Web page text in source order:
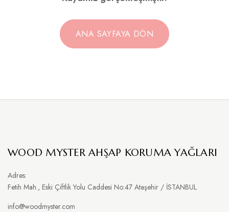
ANA SAYFAYA DÖN
WOOD MYSTER AHŞAP KORUMA YAĞLARI
Adres:
Fetih Mah., Eski Çiftlik Yolu Caddesi No:47 Ataşehir / İSTANBUL
info@woodmyster.com